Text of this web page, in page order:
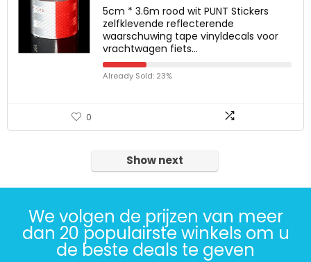
5cm * 3.6m rood wit PUNT Stickers
zelfklevende reflecterende
waarschuwing tape vinyldecals voor
vrachtwagen fiets…
Already Sold: 23%
0
Show next
We volgen de prijzen van meer
dan 20 populairste winkels om u
de beste deals te geven